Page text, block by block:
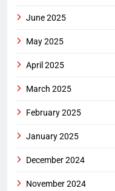
June 2025
May 2025
April 2025
March 2025
February 2025
January 2025
December 2024
November 2024